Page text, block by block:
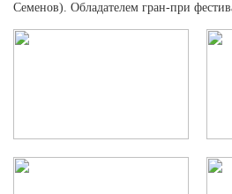
Семенов). Обладателем гран-при